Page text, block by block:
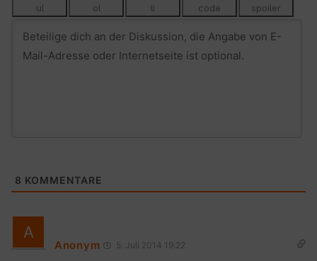
8 KOMMENTARE
Anonym 5. Juli 2014 19:22